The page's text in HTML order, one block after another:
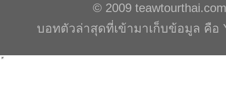
© 2009 teawtourthai.com
บอทตัวล่าสุดที่เข้ามาเก็บข้อมูล คือ